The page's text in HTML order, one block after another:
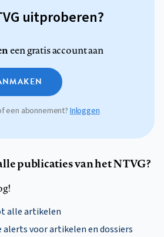
uitproberen?
een gratis account aan
een abonnement?Inloggen
publicaties van het NTVG?
alle artikelen
alerts voor artikelen en dossiers